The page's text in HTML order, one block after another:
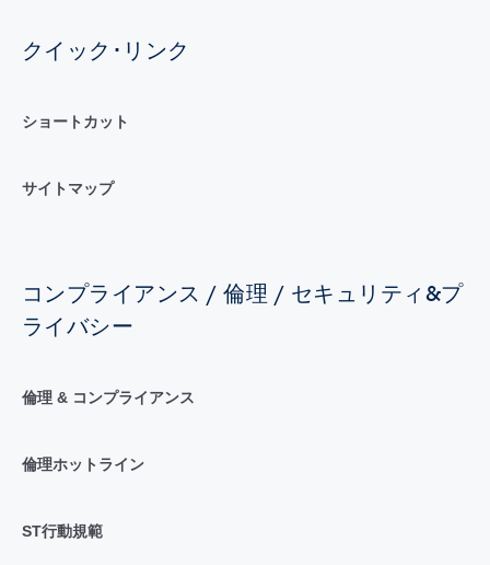
クイック･リンク
ショートカット
サイトマップ
コンプライアンス / 倫理 / セキュリティ&プ
ライバシー
倫理 & コンプライアンス
倫理ホットライン
ST行動規範